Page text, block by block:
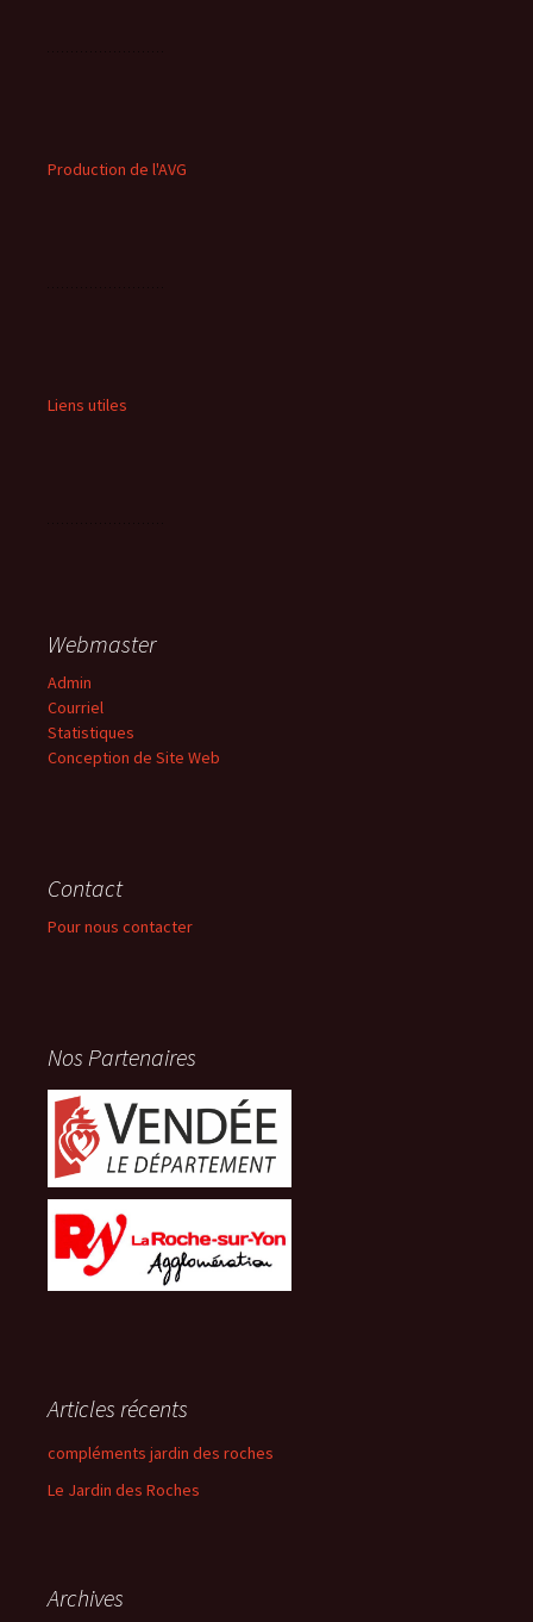
Production de l'AVG
Liens utiles
Webmaster
Admin
Courriel
Statistiques
Conception de Site Web
Contact
Pour nous contacter
Nos Partenaires
Articles récents
compléments jardin des roches
Le Jardin des Roches
Archives